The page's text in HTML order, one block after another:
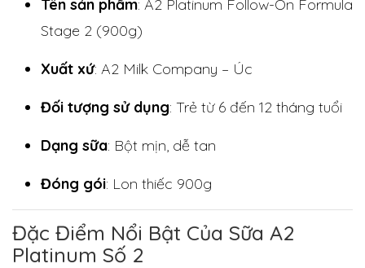
Tên sản phẩm: A2 Platinum Follow-On Formula
Stage 2 (900g)
Xuất xứ: A2 Milk Company – Úc
Đối tượng sử dụng: Trẻ từ 6 đến 12 tháng tuổi
Dạng sữa: Bột mịn, dễ tan
Đóng gói: Lon thiếc 900g
Đặc Điểm Nổi Bật Của Sữa A2
Platinum Số 2